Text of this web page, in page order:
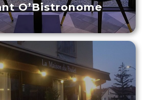
O’Bistronome